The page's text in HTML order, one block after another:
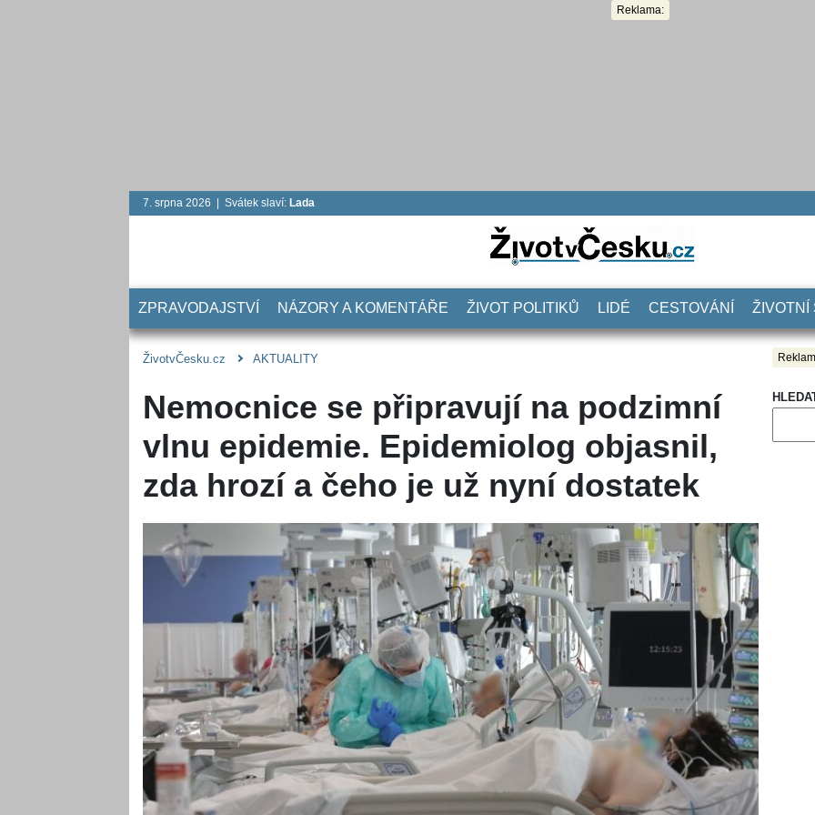
Reklama:
7. srpna 2026 | Svátek slaví: Lada
ZPRAVODAJSTVÍ NÁZORY A KOMENTÁŘE ŽIVOT POLITIKŮ LIDÉ CESTOVÁNÍ ŽIVOTNÍ
ŽivotvČesku.cz AKTUALITY
Nemocnice se připravují na podzimní
vlnu epidemie. Epidemiolog objasnil,
zda hrozí a čeho je už nyní dostatek